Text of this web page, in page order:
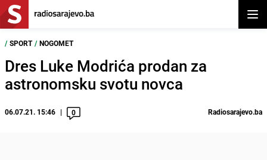
/ SPORT / NOGOMET
Dres Luke Modrića prodan za
astronomsku svotu novca
06.07.21. 15:46 0 Radiosarajevo.ba